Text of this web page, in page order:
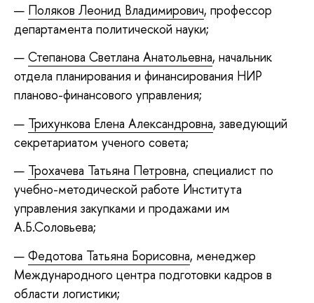
Поляков Леонид Владимирович, профессор
департамента политической науки;
Степанова Светлана Анатольевна, начальник
отдела планирования и финансирования НИР
планово-финансового управления;
Трихункова Елена Александровна, заведующий
секретариатом ученого совета;
Трохачева Татьяна Петровна, специалист по
учебно-методической работе Института
управления закупками и продажами им
А.Б.Соловьева;
Федотова Татьяна Борисовна, менеджер
Международного центра подготовки кадров в
области логистики;